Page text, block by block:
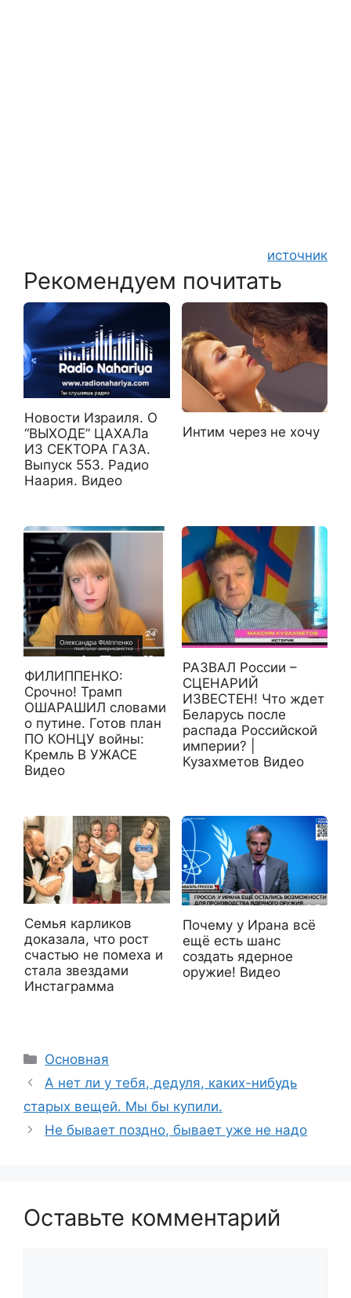
источник
Рекомендуем почитать
Новости Израиля. О
“ВЫХОДЕ” ЦАХАЛа
ИЗ СЕКТОРА ГАЗА.
Выпуск 553. Радио
Наария. Видео
Интим через не хочу
ФИЛИППЕНКО:
Срочно! Трамп
ОШАРАШИЛ словами
о путине. Готов план
ПО КОНЦУ войны:
Кремль В УЖАСЕ
Видео
РАЗВАЛ России –
СЦЕНАРИЙ
ИЗВЕСТЕН! Что ждет
Беларусь после
распада Российской
империи? |
Кузахметов Видео
Семья карликов
доказала, что рост
счастью не помеха и
стала звездами
Инстаграмма
Почему у Ирана всё
ещё есть шанс
создать ядерное
оружие! Видео
Рубрики
Основная
А нет ли у тебя, дедуля, каких-нибудь
старых вещей. Мы бы купили.
Не бывает поздно, бывает уже не надо
Оставьте комментарий